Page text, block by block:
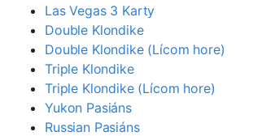
Las Vegas 3 Karty
Double Klondike
Double Klondike (Lícom hore)
Triple Klondike
Triple Klondike (Lícom hore)
Yukon Pasiáns
Russian Pasiáns